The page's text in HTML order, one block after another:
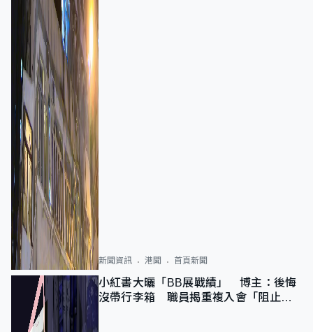
新聞資訊 港聞 首頁新聞
小紅書大曬「BB展戰績」 博主：後悔
沒帶行李箱 職員揭重複入會「阻止唔